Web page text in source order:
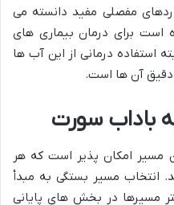
مفصلی مفید دانسته می
برای درمان بیماری های
استفاده درمانی از این آب ها
دقیق آن ها است.
باداب سورت
مسیر امکان پذیر است که هر
انتخاب مسیر بستگی به مبدأ
مسیرها در بخش های پایانی